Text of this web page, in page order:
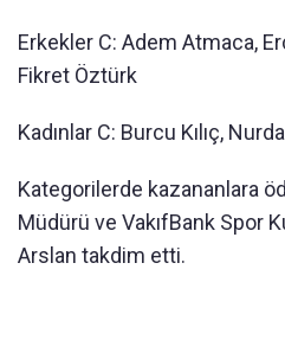
Erkekler C: Adem Atmaca,
Fikret Öztürk
Kadınlar C: Burcu Kılıç,
Kategorilerde kazananlara
Müdürü ve VakıfBank Spor
Arslan takdim etti.